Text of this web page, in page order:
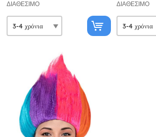
ΔΙΑΘΈΣΙΜΟ ΔΙΑΘΈΣΙΜΟ